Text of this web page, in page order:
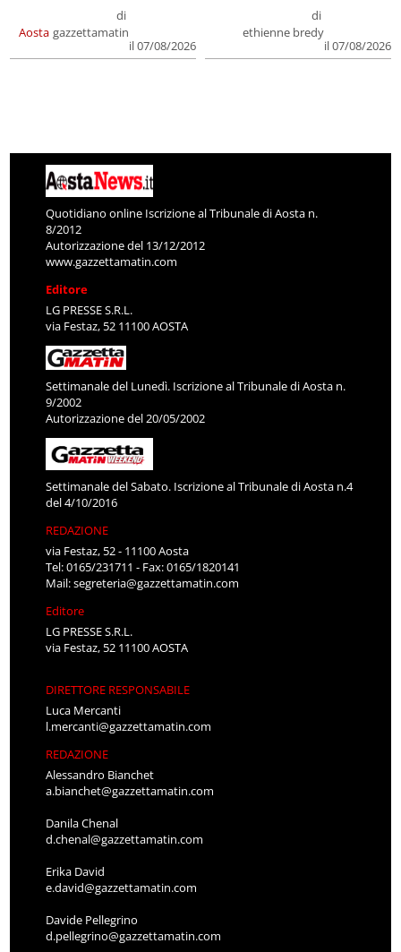
Aosta
di
gazzettamatin
il 07/08/2026
di
ethienne bredy
il 07/08/2026
Quotidiano online Iscrizione al Tribunale di Aosta n.
8/2012
Autorizzazione del 13/12/2012
www.gazzettamatin.com
Editore
LG PRESSE S.R.L.
via Festaz, 52 11100 AOSTA
Settimanale del Lunedì. Iscrizione al Tribunale di Aosta n.
9/2002
Autorizzazione del 20/05/2002
Settimanale del Sabato. Iscrizione al Tribunale di Aosta n.4
del 4/10/2016
REDAZIONE
via Festaz, 52 - 11100 Aosta
Tel: 0165/231711 - Fax: 0165/1820141
Mail:segreteria@gazzettamatin.com
Editore
LG PRESSE S.R.L.
via Festaz, 52 11100 AOSTA
DIRETTORE RESPONSABILE
Luca Mercanti
l.mercanti@gazzettamatin.com
REDAZIONE
Alessandro Bianchet
a.bianchet@gazzettamatin.com
Danila Chenal
d.chenal@gazzettamatin.com
Erika David
e.david@gazzettamatin.com
Davide Pellegrino
d.pellegrino@gazzettamatin.com